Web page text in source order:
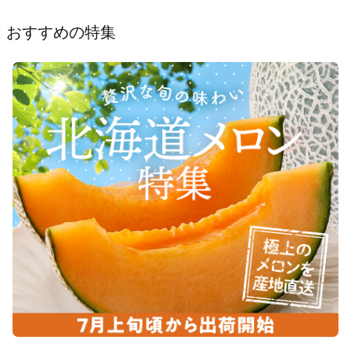
おすすめの特集